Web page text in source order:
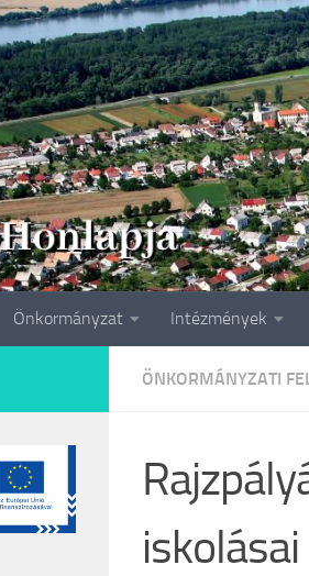
Önkormányzat Intézmények
ÖNKORMÁNYZATI